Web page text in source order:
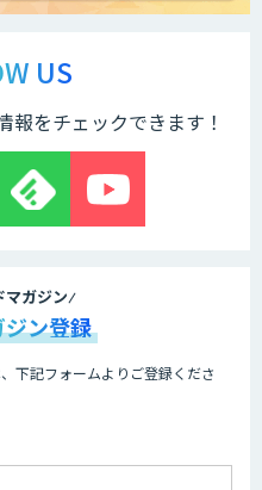
AI Partner｜AIエージェン
」
US
報をチェックできます！
マガジン
ン登録
下記フォームよりご登録くださ